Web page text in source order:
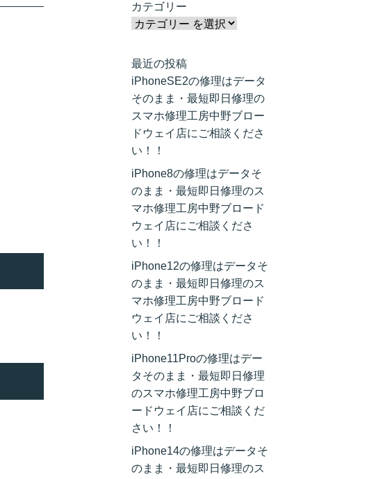
カテゴリー
最近の投稿
iPhoneSE2の修理はデータ
そのまま・最短即日修理の
スマホ修理工房中野ブロー
ドウェイ店にご相談くださ
い！！
iPhone8の修理はデータそ
のまま・最短即日修理のス
マホ修理工房中野ブロード
ウェイ店にご相談くださ
い！！
iPhone12の修理はデータそ
のまま・最短即日修理のス
マホ修理工房中野ブロード
ウェイ店にご相談くださ
い！！
iPhone11Proの修理はデー
タそのまま・最短即日修理
のスマホ修理工房中野ブロ
ードウェイ店にご相談くだ
さい！！
iPhone14の修理はデータそ
のまま・最短即日修理のス